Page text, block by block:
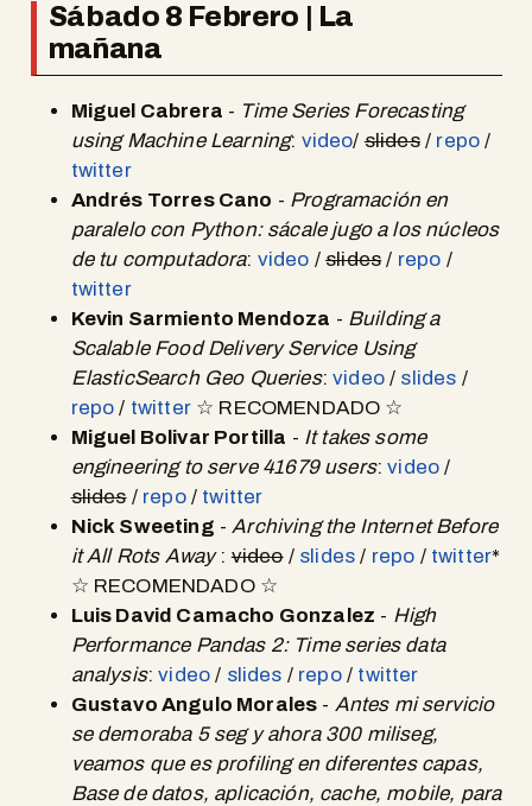
Sábado 8 Febrero | La
mañana
Miguel Cabrera - Time Series Forecasting
using Machine Learning: video/slides/ repo /
twitter
Andrés Torres Cano - Programación en
paralelo con Python: sácale jugo a los núcleos
de tu computadora: video /slides/ repo /
twitter
Kevin Sarmiento Mendoza - Building a
Scalable Food Delivery Service Using
ElasticSearch Geo Queries:video/ slides /
repo / twitter☆ RECOMENDADO ☆
Miguel Bolivar Portilla - It takes some
engineering to serve 41679 users:video /
slides/ repo/ twitter
Nick Sweeting - Archiving the Internet Before
it All Rots Away:video/ slides / repo / twitter*
☆ RECOMENDADO ☆
Luis David Camacho Gonzalez - High
Performance Pandas 2: Time series data
analysis:video / slides / repo/ twitter
Gustavo Angulo Morales - Antes mi servicio
se demoraba 5 seg y ahora 300 miliseg,
veamos que es profiling en diferentes capas,
Base de datos, aplicación, cache, mobile, para